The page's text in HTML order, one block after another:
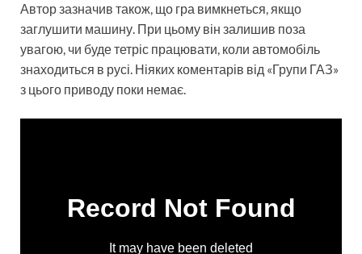
Автор зазначив також, що гра вимкнеться, якщо
заглушити машину. При цьому він залишив поза
увагою, чи буде тетріс працювати, коли автомобіль
знаходиться в русі. Ніяких коментарів від «Групи ГАЗ»
з цього приводу поки немає.